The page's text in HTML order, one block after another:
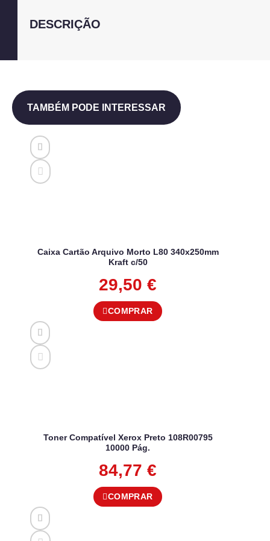
DESCRIÇÃO
TAMBÉM PODE INTERESSAR
Caixa Cartão Arquivo Morto L80 340x250mm
Kraft c/50
29,50 €
COMPRAR
Toner Compatível Xerox Preto 108R00795
10000 Pág.
84,77 €
COMPRAR